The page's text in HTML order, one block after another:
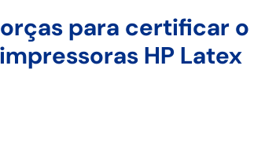
para certificar o
HP Latex